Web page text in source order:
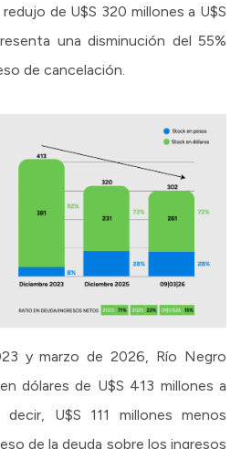
de U$S 320 millones a U$S
una disminución del 55%
de cancelación.
y marzo de 2026, Río Negro
dólares de U$S 413 millones a
U$S 111 millones menos
de la deuda sobre los ingresos